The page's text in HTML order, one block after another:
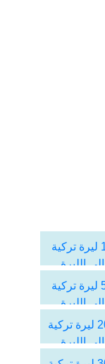
10 ليرة تركية
الى الليرة
السورية
50 ليرة تركية
الى الليرة
السورية
200 ليرة تركية
الى الليرة
السورية